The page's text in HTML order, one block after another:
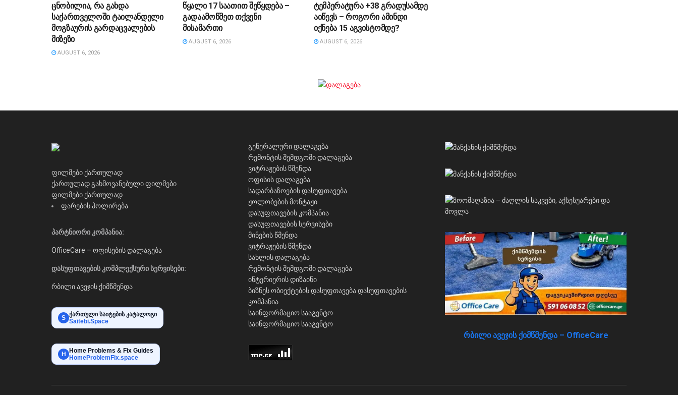
ცნობილია, რა გახდა
საქართველოში ტაილანდელი
მოგზაურის გარდაცვალების
მიზეზი
AUGUST 6, 2026
წყალი 17 საათით შეწყდება –
გადაამოწმეთ თქვენი
მისამართი
AUGUST 6, 2026
ტემპერატურა +38 გრადუსამდე
აიწევს – როგორი ამინდი
იქნება 15 აგვისტომდე?
AUGUST 6, 2026
ფილმები ქართულად
ქართულად გახმოვანებული ფილმები
ფილმები ქართულად
ფარების პოლირება
პარტნიორი კომპანია:
OfficeCare – ოფისების დალაგება
დასუფთავების კომპლექსური სერვისები:
რბილი ავეჯის ქიმწმენდა
S ქართული საიტების კატალოგი
Saitebi.Space
H
Home Problems & Fix Guides
HomeProblemFix.space
გენერალური დალაგება
რემონტის შემდგომი დალაგება
ვიტრაჟების წმენდა
ოფისის დალაგება
სადარბაზოების დასუფთავება
ჟოლობების მონტაჟი
დასუფთავების კომპანია
დასუფთავების სერვისები
მინების წმენდა
ვიტრაჟების წმენდა
სახლის დალაგება
რემონტის შემდგომი დალაგება
ინტერიერის დიზაინი
ბიზნეს ობიექტების დასუფთავებადასუფთავების
კომპანია
საინფორმაციო სააგენტო
საინფორმაციო სააგენტო
რბილი ავეჯის ქიმწმენდა – OfficeCare